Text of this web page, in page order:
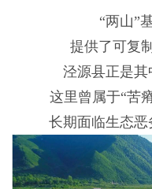
“两山”
提供了可复
泾源县正是
这里曾属于“苦
长期面临生态